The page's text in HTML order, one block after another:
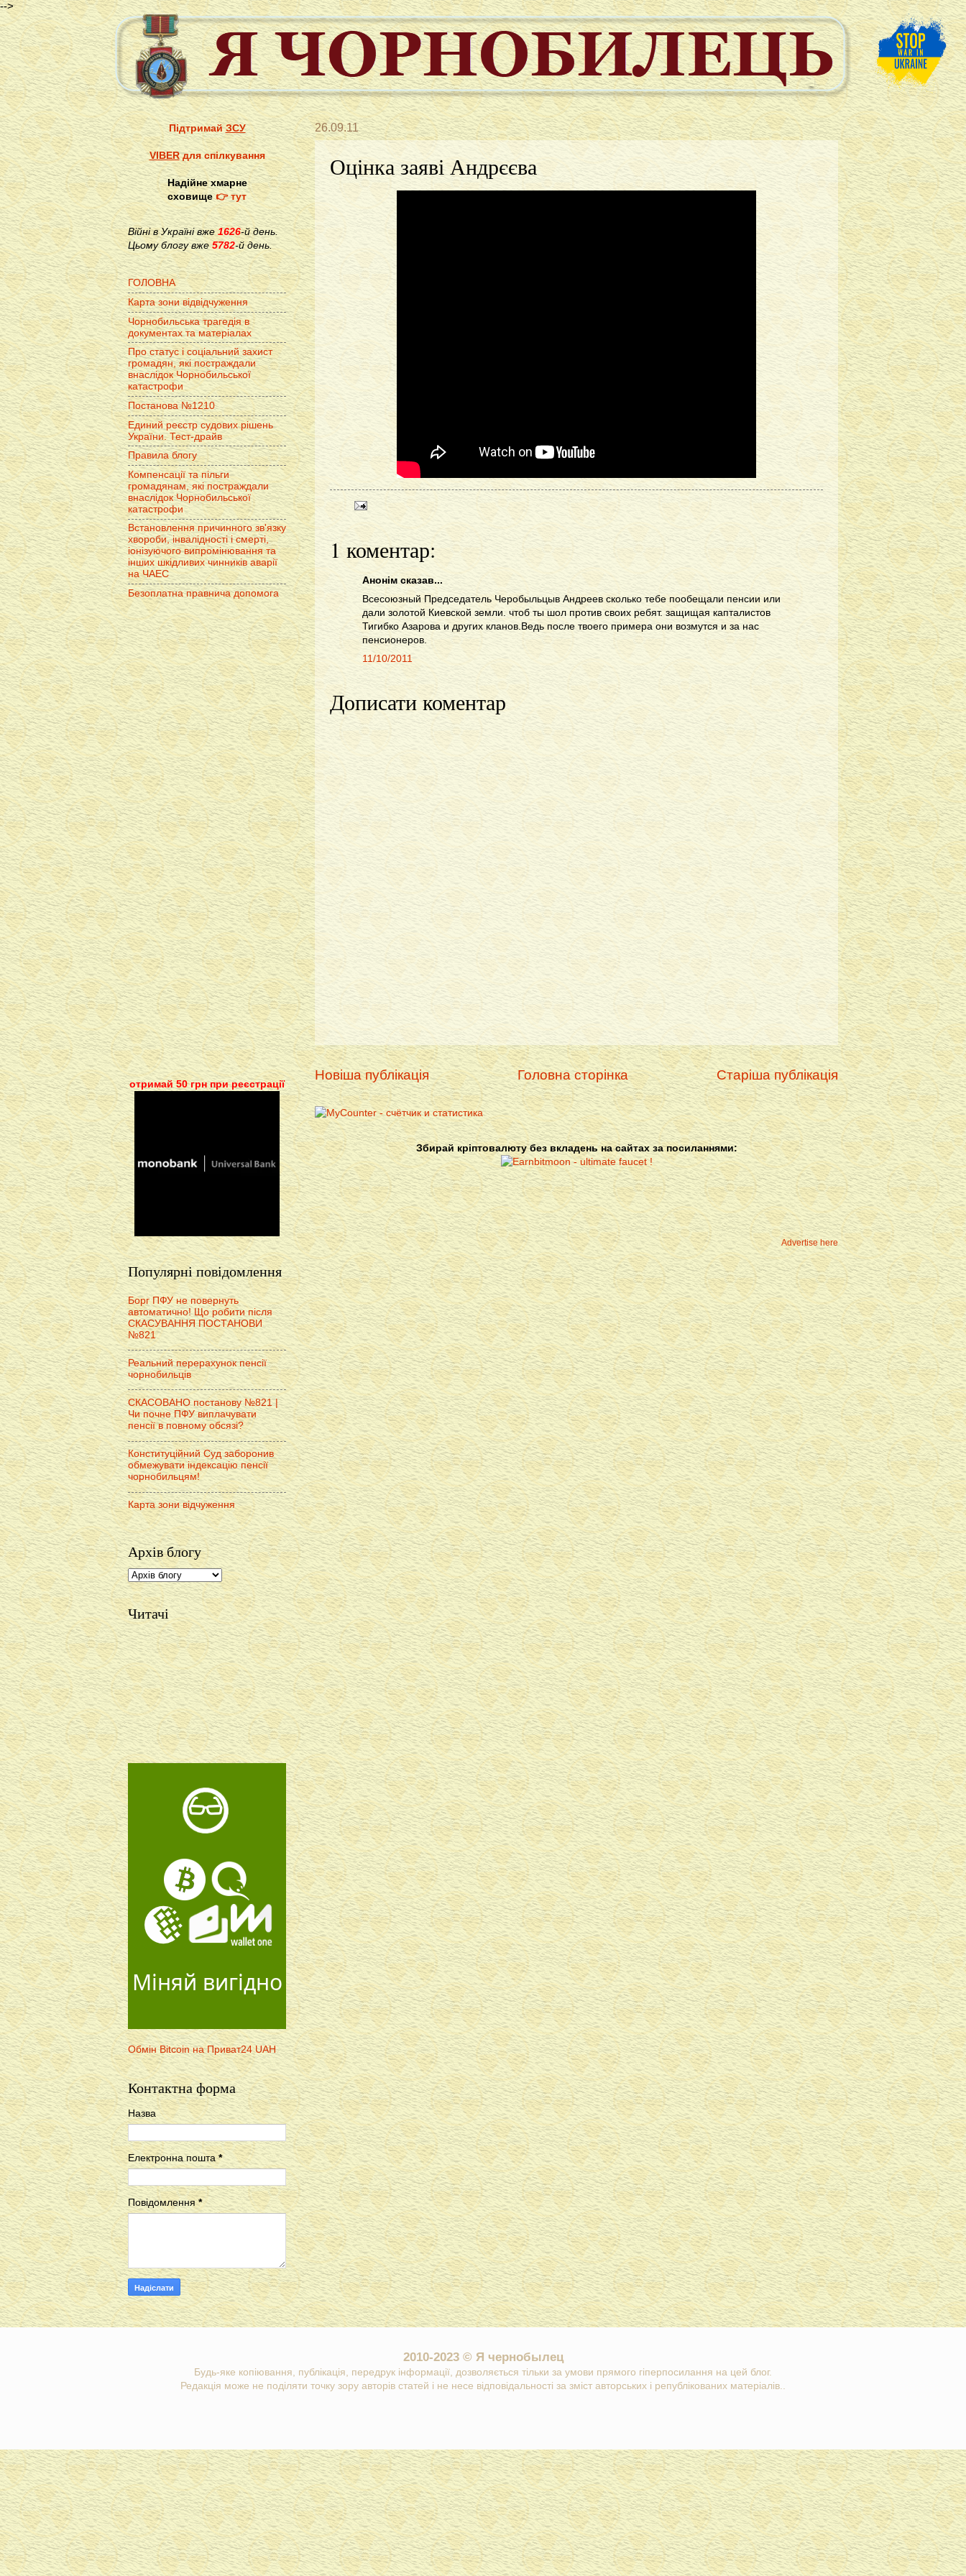
-->
26.09.11
Оцінка заяві Андрєєва
1 коментар:
Анонім сказав...
Всесоюзный Председатель Черобыльцыв Андреев сколько тебе пообещали пенсии или
дали золотой Киевской земли. чтоб ты шол против своих ребят. защищая капталистов
Тигибко Азарова и других кланов.Ведь после твоего примера они возмутся и за нас
пенсионеров.
11/10/2011
Дописати коментар
Новіша публікація Старіша публікація
Головна сторінка
Збирай кріптовалюту без вкладень на сайтах за посиланнями:
Advertise here
ПідтримайЗСУ
VIBERдля спілкування
Надійне хмарне
сховище👉 тут
Війні в Україні вже1626-й день.
Цьому блогу вже 5782-й день.
ГОЛОВНА
Карта зони відвідчуження
Чорнобильська трагедія в
документах та матеріалах
Про статус і соціальний захист
громадян, які постраждали
внаслідок Чорнобильської
катастрофи
Постанова №1210
Единий реєстр судових рішень
України. Тест-драйв
Правила блогу
Компенсації та пільги
громадянам, які постраждали
внаслідок Чорнобильської
катастрофи
Встановлення причинного зв'язку
хвороби, інвалідності і смерті,
іонізуючого випромінювання та
інших шкідливих чинників аварії
на ЧАЕС
Безоплатна правнича допомога
отримай 50 грн при реєстрації
Популярні повідомлення
Борг ПФУ не повернуть
автоматично! Що робити після
СКАСУВАННЯ ПОСТАНОВИ
№821
Реальний перерахунок пенсії
чорнобильців
СКАСОВАНО постанову №821 |
Чи почне ПФУ виплачувати
пенсії в повному обсязі?
Конституційний Суд заборонив
обмежувати індексацію пенсії
чорнобильцям!
Карта зони відчуження
Архів блогу
Читачі
Міняй вигідно
Обмін Bitcoin на Приват24 UAH
Контактна форма
Назва
Електронна пошта*
Повідомлення *
2010-2023 © Я чернобылец
Будь-яке копіювання, публікація, передрук інформації, дозволяється тільки за умови прямого гіперпосилання на цей блог.
Редакція може не поділяти точку зору авторів статей і не несе відповідальності за зміст авторських і републікованих матеріалів..